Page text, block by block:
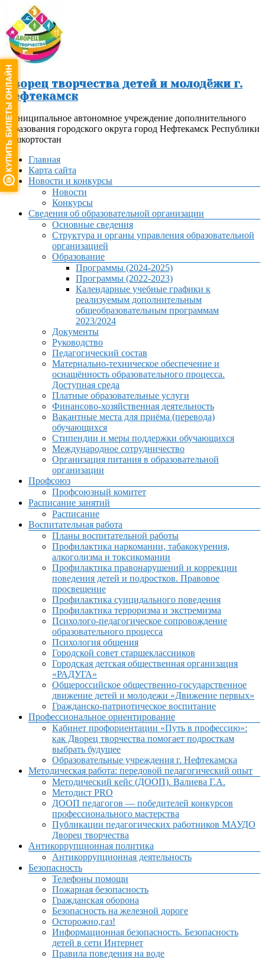
Перейти
содержимому
Дворец творчества детей и молодёжи г.
Нефтекамск
Муниципальное автономное учреждение дополнительного
образования городского округа город Нефтекамск Республики
Башкортостан
МенюГлавная
Карта сайта
Новости и конкурсы
Новости
Конкурсы
Сведения об образовательной организации
Основные сведения
Структура и органы управления образовательной
организацией
Образование
Программы (2024-2025)
Программы (2022-2023)
Календарные учебные графики к
реализуемым дополнительным
общеобразовательным программам
2023/2024
Документы
Руководство
Педагогический состав
Материально-техническое обеспечение и
оснащённость образовательного процесса.
Доступная среда
Платные образовательные услуги
Финансово-хозяйственная деятельность
Вакантные места для приёма (перевода)
обучающихся
Стипендии и меры поддержки обучающихся
Международное сотрудничество
Организация питания в образовательной
организации
Профсоюз
Профсоюзный комитет
Расписание занятий
Расписание
Воспитательная работа
Планы воспитательной работы
Профилактика наркомании, табакокурения,
алкоголизма и токсикомании
Профилактика правонарушений и коррекции
поведения детей и подростков. Правовое
просвещение
Профилактика суицидального поведения
Профилактика терроризма и экстремизма
Психолого-педагогическое сопровождение
образовательного процесса
Психология общения
Городской совет старшеклассников
Городская детская общественная организация
«РАДУГА»
Общероссийское общественно-государственное
движение детей и молодежи «Движение первых»
Гражданско-патриотическое воспитание
Профессиональное ориентирование
Кабинет профориентации «Путь в профессию»:
как Дворец творчества помогает подросткам
выбрать будущее
Образовательные учреждения г. Нефтекамска
Методическая работа: передовой педагогический опыт
Методический кейс (ДООП). Валиева Г.А.
Методист PRO
ДООП педагогов — победителей конкурсов
профессионального мастерства
Публикации педагогических работников МАУДО
Дворец творчества
Антикоррупционная политика
Антикоррупционная деятельность
Безопасность
Телефоны помощи
Пожарная безопасность
Гражданская оборона
Безопасность на железной дороге
Осторожно,газ!
Информационная безопасность. Безопасность
детей в сети Интернет
Правила поведения на воде